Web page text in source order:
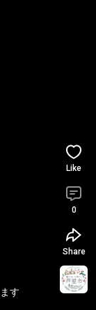
す
Like
0
Share